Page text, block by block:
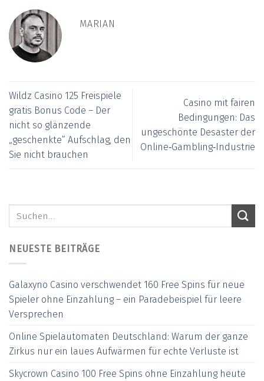
MARIAN
Wildz Casino 125 Freispiele
gratis Bonus Code – Der
nicht so glänzende
„geschenkte“ Aufschlag, den
Sie nicht brauchen
Casino mit fairen
Bedingungen: Das
ungeschönte Desaster der
Online‑Gambling‑Industrie
NEUESTE BEITRÄGE
Galaxyno Casino verschwendet 160 Free Spins für neue
Spieler ohne Einzahlung – ein Paradebeispiel für leere
Versprechen
Online Spielautomaten Deutschland: Warum der ganze
Zirkus nur ein laues Aufwärmen für echte Verluste ist
Skycrown Casino 100 Free Spins ohne Einzahlung heute